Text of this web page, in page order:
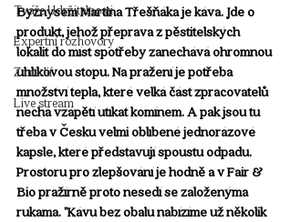
Tváře Udržitelnosti
Expertní rozhovory
Z médií
Live stream
Byznysem Martina Třešňáka je káva. Jde o
produkt, jehož přeprava z pěstitelských
lokalit do míst spotřeby zanechává ohromnou
uhlíkovou stopu. Na pražení je potřeba
množství tepla, které velká část zpracovatelů
nechá vzápětí utíkat komínem. A pak jsou tu
třeba v Česku velmi oblíbené jednorázové
kapsle, které představují spoustu odpadu.
Prostoru pro zlepšování je hodně a v Fair &
Bio pražírně proto nesedí se založenýma
rukama. "Kávu bez obalu nabízíme už několik